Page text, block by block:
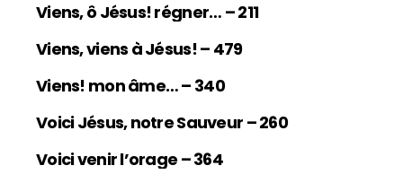
Viens, ô Jésus! régner… – 211
Viens, viens à Jésus! – 479
Viens! mon âme… – 340
Voici Jésus, notre Sauveur – 260
Voici venir l’orage – 364